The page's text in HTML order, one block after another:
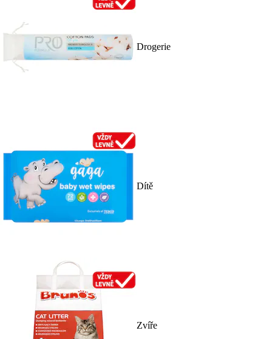
Drogerie
Dítě
Zvíře